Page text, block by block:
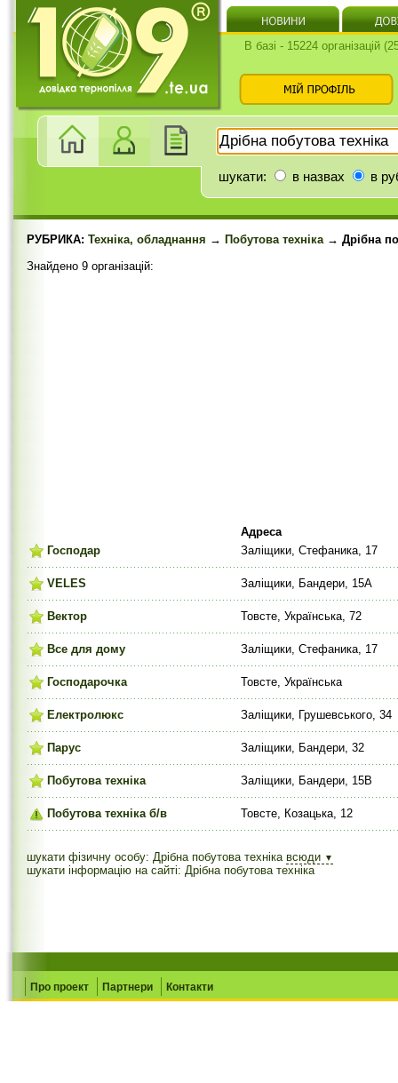
В базі - 15224 організацій
шукати: в назвах в
РУБРИКА: Техніка, обладнання → Побутова техніка→ Дрібна
Знайдено 9 організацій:
Адреса
Господар
Заліщики, Стефаника, 17
VELES Заліщики, Бандери, 15A
Вектор Товсте, Українська, 72
Все для дому Заліщики, Стефаника, 17
Господарочка Товсте, Українська
Електролюкс Заліщики, Грушевського, 34
Парус Заліщики, Бандери, 32
Побутова техніка Заліщики, Бандери, 15В
Побутова техніка б/в Товсте, Козацька, 12
шукати фізичну особу: Дрібна побутова техніка всюди ▼
шукати інформацію на сайті: Дрібна побутова техніка
Про проект Партнери Контакти